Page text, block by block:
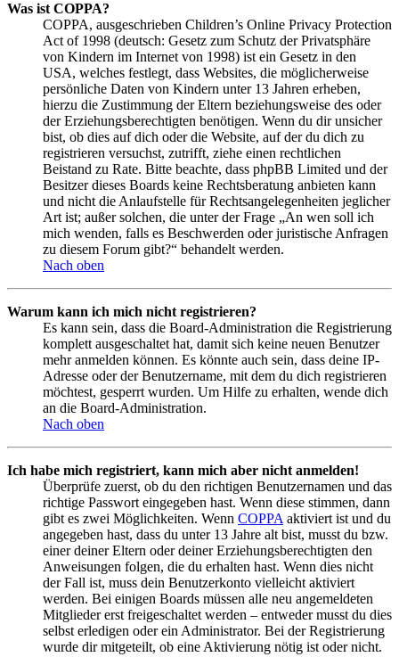
Was ist COPPA?
COPPA, ausgeschrieben Children’s Online Privacy Protection
Act of 1998 (deutsch: Gesetz zum Schutz der Privatsphäre
von Kindern im Internet von 1998) ist ein Gesetz in den
USA, welches festlegt, dass Websites, die möglicherweise
persönliche Daten von Kindern unter 13 Jahren erheben,
hierzu die Zustimmung der Eltern beziehungsweise des oder
der Erziehungsberechtigten benötigen. Wenn du dir unsicher
bist, ob dies auf dich oder die Website, auf der du dich zu
registrieren versuchst, zutrifft, ziehe einen rechtlichen
Beistand zu Rate. Bitte beachte, dass phpBB Limited und der
Besitzer dieses Boards keine Rechtsberatung anbieten kann
und nicht die Anlaufstelle für Rechtsangelegenheiten jeglicher
Art ist; außer solchen, die unter der Frage „An wen soll ich
mich wenden, falls es Beschwerden oder juristische Anfragen
zu diesem Forum gibt?“ behandelt werden.
Nach oben
Warum kann ich mich nicht registrieren?
Es kann sein, dass die Board-Administration die Registrierung
komplett ausgeschaltet hat, damit sich keine neuen Benutzer
mehr anmelden können. Es könnte auch sein, dass deine IP-
Adresse oder der Benutzername, mit dem du dich registrieren
möchtest, gesperrt wurden. Um Hilfe zu erhalten, wende dich
an die Board-Administration.
Nach oben
Ich habe mich registriert, kann mich aber nicht anmelden!
Überprüfe zuerst, ob du den richtigen Benutzernamen und das
richtige Passwort eingegeben hast. Wenn diese stimmen, dann
gibt es zwei Möglichkeiten. Wenn COPPA aktiviert ist und du
angegeben hast, dass du unter 13 Jahre alt bist, musst du bzw.
einer deiner Eltern oder deiner Erziehungsberechtigten den
Anweisungen folgen, die du erhalten hast. Wenn dies nicht
der Fall ist, muss dein Benutzerkonto vielleicht aktiviert
werden. Bei einigen Boards müssen alle neu angemeldeten
Mitglieder erst freigeschaltet werden – entweder musst du dies
selbst erledigen oder ein Administrator. Bei der Registrierung
wurde dir mitgeteilt, ob eine Aktivierung nötig ist oder nicht.